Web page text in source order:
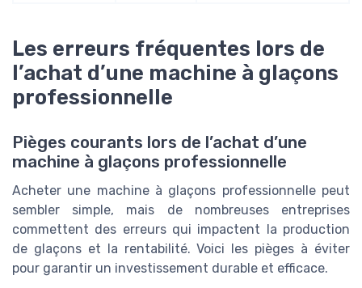
Les erreurs fréquentes lors de
l’achat d’une machine à glaçons
professionnelle
Pièges courants lors de l’achat d’une
machine à glaçons professionnelle
Acheter une machine à glaçons professionnelle peut
sembler simple, mais de nombreuses entreprises
commettent des erreurs qui impactent la production
de glaçons et la rentabilité. Voici les pièges à éviter
pour garantir un investissement durable et efficace.